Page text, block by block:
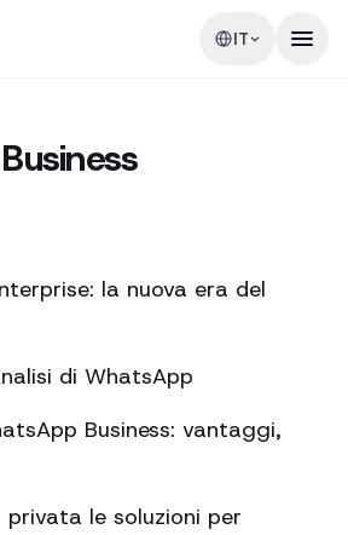
IT
la nuova era del
di WhatsApp
Business: vantaggi,
le soluzioni per